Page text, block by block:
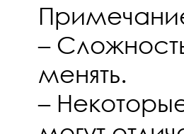
–
менять.
–